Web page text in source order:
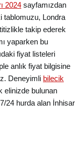
2024 sayfamızdan
tablomuzu, Londra
titizlikle takip ederek
yaparken bu
fiyat listeleri
anlık fiyat bilgisine
Deneyimli bilecik
elinizde bulunan
24 hurda alan İnhisar